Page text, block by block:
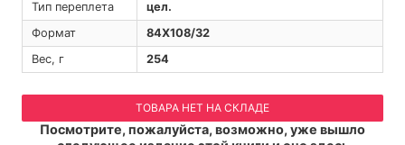
Тип переплета
цел.
Формат
84Х108/32
Вес, г
254
ТОВАРА НЕТ НА СКЛАДЕ
Посмотрите, пожалуйста, возможно, уже вышло